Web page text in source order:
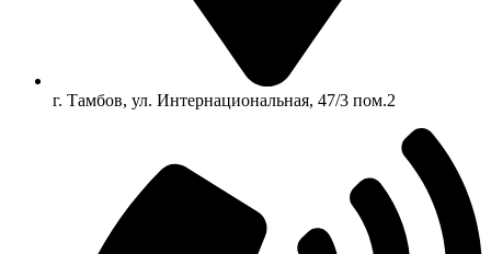
г. Тамбов, ул. Интернациональная, 47/3 пом.2